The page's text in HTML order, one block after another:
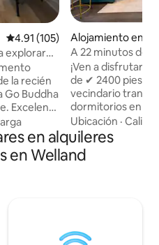
Calificación promedio: 4.91 de
4.91 (105)
explorar
la recién
Go Buddha
Excelente
el
la
cafeterías
Alojamiento en
A 22 minutos del
para 10. 1 GB.
¡Ven a disfrutar del
de ✔ 2400 pies
vecindario
dormitorios en la
baños. ✔
Wifi ✔ de 1 GB:
distancia! ¡✔
Lavandería en la
minutos de las
Ubicación ·
en alquileres
en Welland